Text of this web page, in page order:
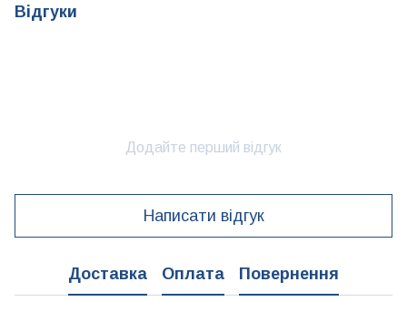
Відгуки
Додайте перший відгук
Написати відгук
Доставка Оплата Повернення